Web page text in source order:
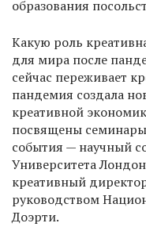
образования
Какую роль
для мира после
сейчас переживает
пандемия создала
креативной
посвящены
события — научный
Университета
креативный
руководством
Доэрти.